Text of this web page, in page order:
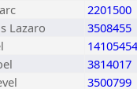
2201500
Lazaro
3508455
14105454
3814017
3500799